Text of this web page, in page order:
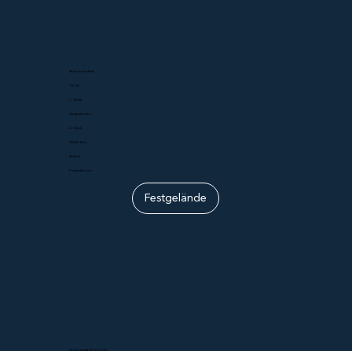
Bühnenauftritt
16.26
1. Stück
Calypsambo
2. Stück
Räbädäm
Bühne
Festaktbühne
Festgelände